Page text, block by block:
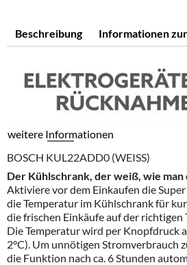
Beschreibung Informationen
weitere Informationen
BOSCH KUL22ADD0 (WEISS)
Der Kühlschrank, der weiß, wie man
Aktiviere vor dem Einkaufen die
die Temperatur im Kühlschrank für
die frischen Einkäufe auf der richtigen
Die Temperatur wird per Knopfdruck
2°C). Um unnötigen Stromverbrauch
die Funktion nach ca. 6 Stunden